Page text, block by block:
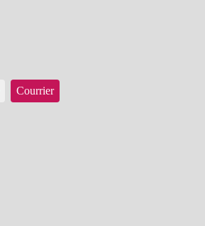
Courrier